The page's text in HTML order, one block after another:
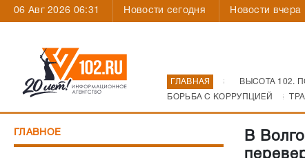
06 Авг 2026 06:31 Новости сегодня Новости вчера
ГЛАВНАЯ ВЫСОТА 102.
БОРЬБА С КОРРУПЦИЕЙ
ГЛАВНОЕ
В